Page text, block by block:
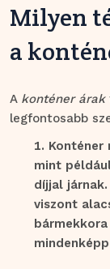
Milyen
a
A konténer árak
legfontosabb
Konténer
mint
díjjal
viszont